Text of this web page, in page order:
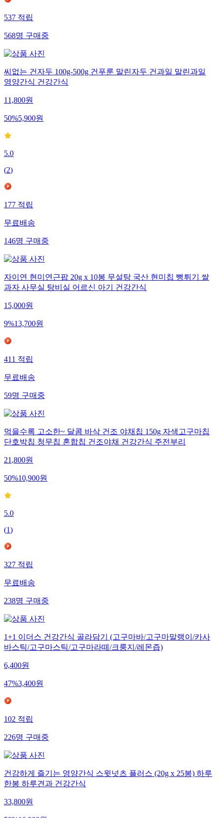
537적립
568명구매중
씨없는 건자두 100g-500g 건푸룬 말린자두 건과일 말린과일
영양간식 건강간식
11,800원
50%5,900원
5.0
(2)
177적립
무료배송
146명구매중
자이연 현미연근팝 20g x 10봉 무설탕 국산 현미칩 뻥튀기 쌀
과자 사무실 탕비실 어르신 아기 건강간식
15,000원
9%13,700원
411적립
무료배송
59명구매중
먹을수록 고소한~ 달콤 바삭 건조 야채칩 150g 자색고구마칩
단호박칩 청무칩 혼합칩 건조야채 건강간식 주전부리
21,800원
50%10,900원
5.0
(1)
327적립
무료배송
238명구매중
1+1 이더스 건강간식 골라담기 (고구마바/고구마말랭이/카사
바스틱/고구마스틱/고구마라떼/크룽지/레몬즙)
6,400원
47%3,400원
102적립
226명구매중
건강하게 즐기는 영양간식 스윗넛츠 플러스 (20g x 25봉) 하루
한봉 하루견과 건강간식
33,800원